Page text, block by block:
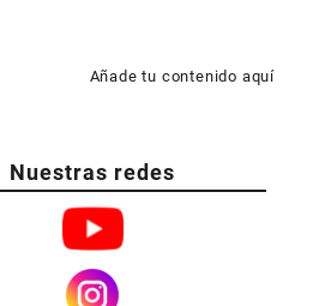
Añade tu contenido aquí
Nuestras redes